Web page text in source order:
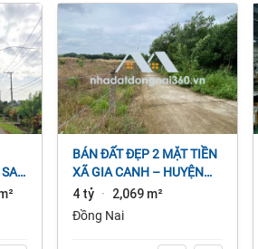
BÁN ĐẤT ĐẸP 2 MẶT TIỀN
XÃ GIA CANH – HUYỆN
ĐỊNH QUÁN – ĐỒNG NAI
dt 2.069m² 4 tỷ
4 tỷ · 2,069 m²
Đồng Nai